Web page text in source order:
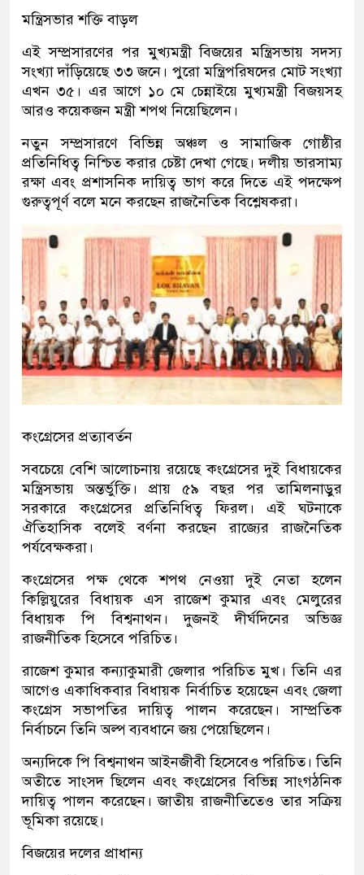
মন্ত্রিসভার শক্তি বাড়ল
এই সম্প্রসারণের পর মুখ্যমন্ত্রী বিজয়ের মন্ত্রিসভায় সদস্য
সংখ্যা দাঁড়িয়েছে ৩৩ জনে। পুরো মন্ত্রিপরিষদের মোট সংখ্যা
এখন ৩৫। এর আগে ১০ মে চেন্নাইয়ে মুখ্যমন্ত্রী বিজয়সহ
আরও কয়েকজন মন্ত্রী শপথ নিয়েছিলেন।
নতুন সম্প্রসারণে বিভিন্ন অঞ্চল ও সামাজিক গোষ্ঠীর
প্রতিনিধিত্ব নিশ্চিত করার চেষ্টা দেখা গেছে। দলীয় ভারসাম্য
রক্ষা এবং প্রশাসনিক দায়িত্ব ভাগ করে দিতে এই পদক্ষেপ
গুরুত্বপূর্ণ বলে মনে করছেন রাজনৈতিক বিশ্লেষকরা।
কংগ্রেসের প্রত্যাবর্তন
সবচেয়ে বেশি আলোচনায় রয়েছে কংগ্রেসের দুই বিধায়কের
মন্ত্রিসভায় অন্তর্ভুক্তি। প্রায় ৫৯ বছর পর তামিলনাড়ুর
সরকারে কংগ্রেসের প্রতিনিধিত্ব ফিরল। এই ঘটনাকে
ঐতিহাসিক বলেই বর্ণনা করছেন রাজ্যের রাজনৈতিক
পর্যবেক্ষকরা।
কংগ্রেসের পক্ষ থেকে শপথ নেওয়া দুই নেতা হলেন
কিল্লিয়ুরের বিধায়ক এস রাজেশ কুমার এবং মেলুরের
বিধায়ক পি বিশ্বনাথন। দুজনই দীর্ঘদিনের অভিজ্ঞ
রাজনীতিক হিসেবে পরিচিত।
রাজেশ কুমার কন্যাকুমারী জেলার পরিচিত মুখ। তিনি এর
আগেও একাধিকবার বিধায়ক নির্বাচিত হয়েছেন এবং জেলা
কংগ্রেস সভাপতির দায়িত্ব পালন করেছেন। সাম্প্রতিক
নির্বাচনে তিনি অল্প ব্যবধানে জয় পেয়েছিলেন।
অন্যদিকে পি বিশ্বনাথন আইনজীবী হিসেবেও পরিচিত। তিনি
অতীতে সাংসদ ছিলেন এবং কংগ্রেসের বিভিন্ন সাংগঠনিক
দায়িত্ব পালন করেছেন। জাতীয় রাজনীতিতেও তার সক্রিয়
ভূমিকা রয়েছে।
বিজয়ের দলের প্রাধান্য